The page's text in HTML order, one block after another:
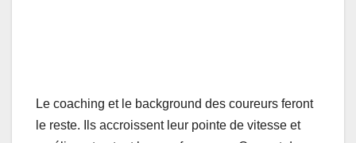
Le coaching et le background des coureurs feront
le reste. Ils accroissent leur pointe de vitesse et